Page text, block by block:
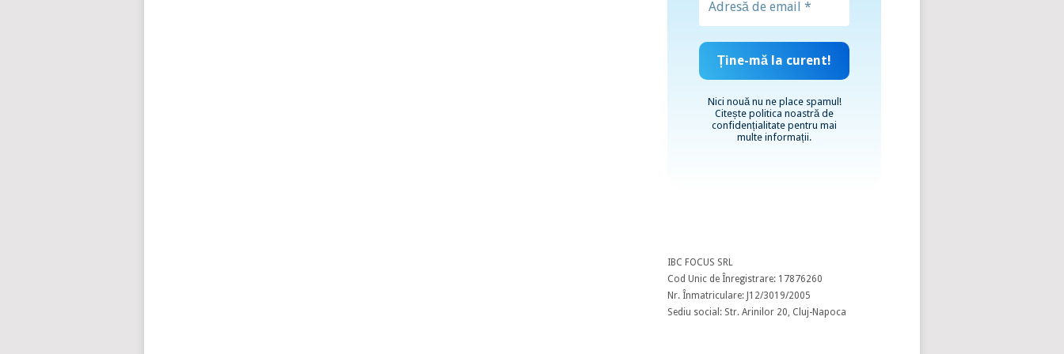
Nici nouă nu ne place spamul!
Citește politica noastră de
confidențialitate pentru mai
multe informații.
IBC FOCUS SRL
Cod Unic de Înregistrare: 17876260
Nr. Înmatriculare: J12/3019/2005
Sediu social: Str. Arinilor 20, Cluj-Napoca